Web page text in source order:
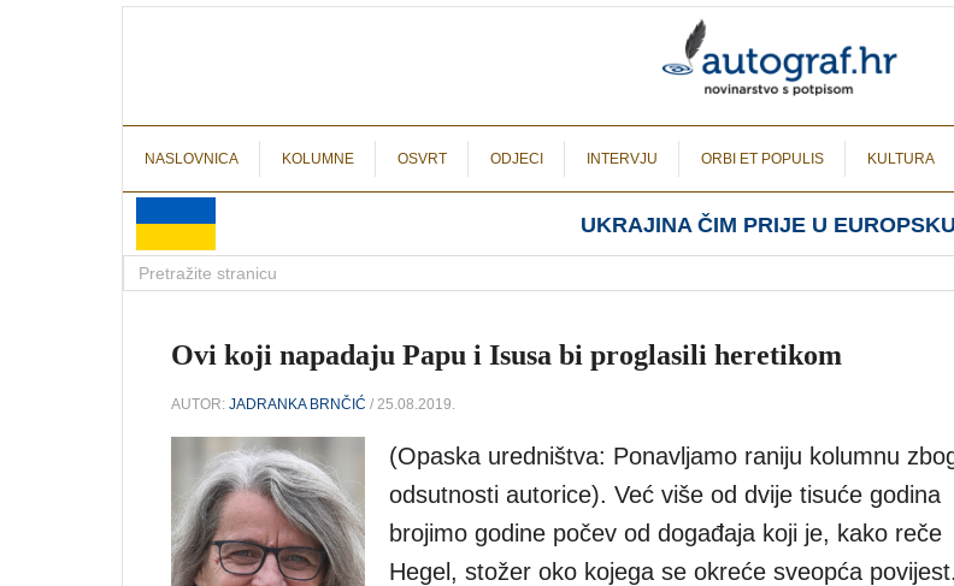
NASLOVNICA KOLUMNE OSVRT ODJECI INTERVJU ORBI ET POPULIS KULTURA
UKRAJINA ČIM PRIJE U
Ovi koji napadaju Papu i Isusa bi proglasili heretikom
AUTOR: JADRANKA BRNČIĆ / 25.08.2019.
(Opaska uredništva: Ponavljamo raniju kolumnu
odsutnosti autorice). Već više od dvije tisuće godina
brojimo godine počev od događaja koji je, kako reče
Hegel, stožer oko kojega se okreće sveopća